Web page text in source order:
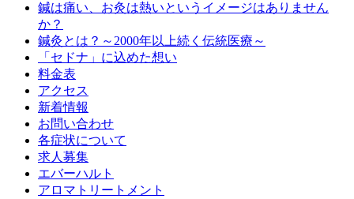
鍼は痛い、お灸は熱いというイメージはありません
か？
鍼灸とは？～2000年以上続く伝統医療～
「セドナ」に込めた想い
料金表
アクセス
新着情報
お問い合わせ
各症状について
求人募集
エバーハルト
アロマトリートメント